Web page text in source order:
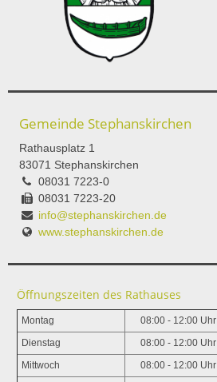
Gemeinde Stephanskirchen
Rathausplatz 1
83071 Stephanskirchen
08031 7223-0
08031 7223-20
info@stephanskirchen.de
www.stephanskirchen.de
Öffnungszeiten des Rathauses
Montag 08:00 - 12:00 Uhr
Dienstag 08:00 - 12:00 Uhr
Mittwoch 08:00 - 12:00 Uhr